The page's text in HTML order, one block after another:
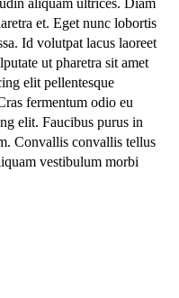
aliquam ultrices. Diam
et. Eget nunc lobortis
Id volutpat lacus laoreet
ut pharetra sit amet
elit pellentesque
fermentum odio eu
elit. Faucibus purus in
Convallis convallis tellus
vestibulum morbi